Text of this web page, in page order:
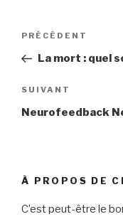
Navigation
l’article
Article
précédent
PRÉCÉDENT
La mort : quel
Article
suivant
SUIVANT
Neurofeedback
À PROPOS DE
C’est peut-être le